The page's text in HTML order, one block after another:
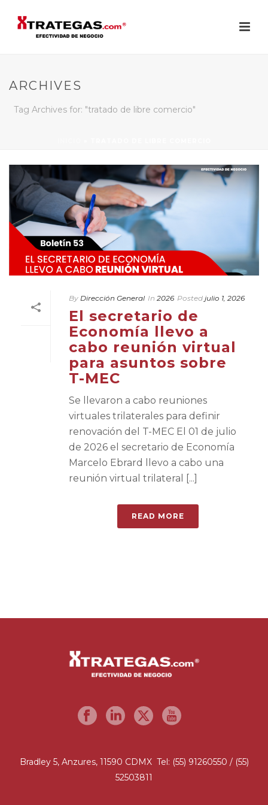
ARCHIVES
Tag Archives for: "tratado de libre comercio"
By Dirección General In 2026 Posted julio 1, 2026
El secretario de
Economía llevo a
cabo reunión virtual
para asuntos sobre
T-MEC
Se llevaron a cabo reuniones
virtuales trilaterales para definir
renovación del T-MEC El 01 de julio
de 2026 el secretario de Economía
Marcelo Ebrard llevo a cabo una
reunión virtual trilateral [...]
READ MORE
Bradley 5, Anzures, 11590 CDMX Tel: (55) 91260550 / (55)
52503811